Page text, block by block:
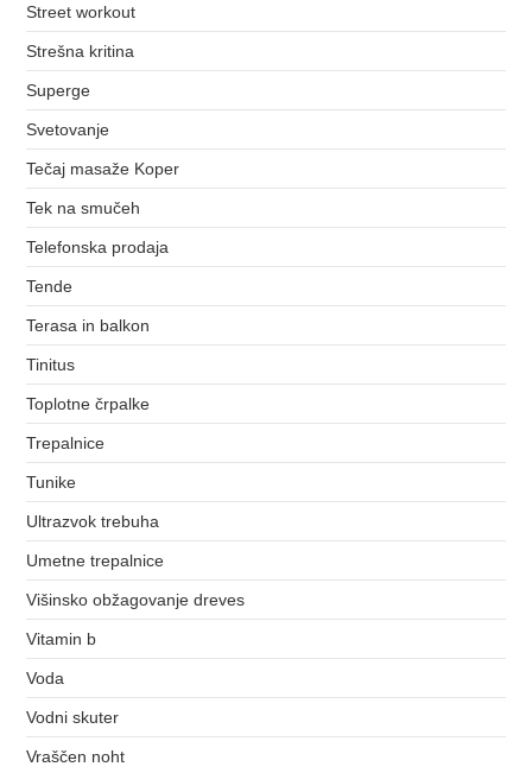
Street workout
Strešna kritina
Superge
Svetovanje
Tečaj masaže Koper
Tek na smučeh
Telefonska prodaja
Tende
Terasa in balkon
Tinitus
Toplotne črpalke
Trepalnice
Tunike
Ultrazvok trebuha
Umetne trepalnice
Višinsko obžagovanje dreves
Vitamin b
Voda
Vodni skuter
Vraščen noht